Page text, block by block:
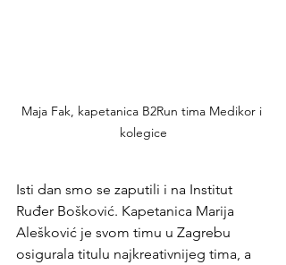
Maja Fak, kapetanica B2Run tima Medikor i
kolegice
Isti dan smo se zaputili i na Institut
Ruđer Bošković. Kapetanica Marija
Alešković je svom timu u Zagrebu
osigurala titulu najkreativnijeg tima, a